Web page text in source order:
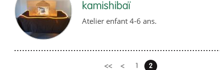
kamishibaï
Atelier enfant 4-6 ans.
<< < 1 2